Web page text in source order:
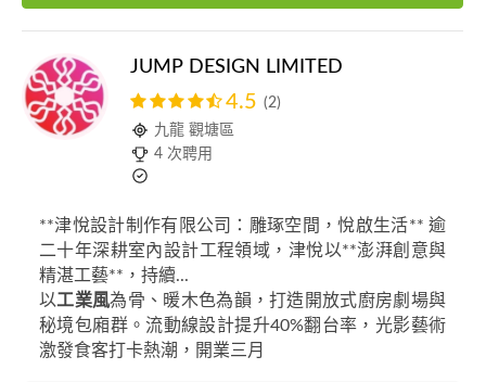
JUMP DESIGN LIMITED
4.5 (2)
九龍 觀塘區
4 次聘用
**津悅設計制作有限公司：雕琢空間，悅啟生活** 逾
二十年深耕室內設計工程領域，津悅以**澎湃創意與
精湛工藝**，持續...
以工業風為骨、暖木色為韻，打造開放式廚房劇場與
秘境包廂群。流動線設計提升40%翻台率，光影藝術
激發食客打卡熱潮，開業三月